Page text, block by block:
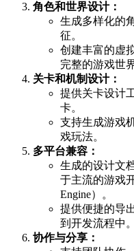
角色和世界设计：
生成多样化的
征。
创建丰富的虚
完整的游戏世界
关卡和机制设计：
提供关卡设计
卡。
支持生成游戏
戏玩法。
多平台兼容：
生成的设计文
于主流的游戏
Engine）。
提供便捷的导
到开发流程中。
协作与分享：